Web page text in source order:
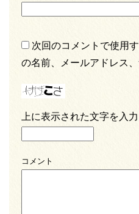
次回のコメントで使用
の名前、メールアドレス
上に表示された文字を入
コメント